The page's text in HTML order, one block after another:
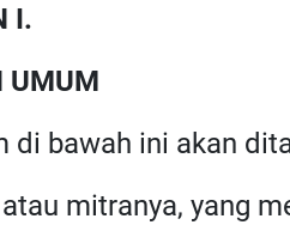
I.
UMUM
bawah ini akan
mitranya, yang